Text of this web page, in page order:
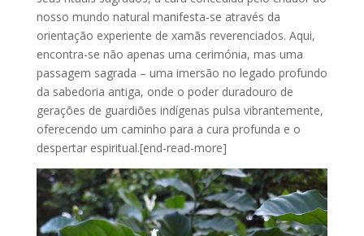
nosso mundo natural manifesta-se através da
orientação experiente de xamãs reverenciados. Aqui,
encontra-se não apenas uma cerimónia, mas uma
passagem sagrada – uma imersão no legado profundo
da sabedoria antiga, onde o poder duradouro de
gerações de guardiões indígenas pulsa vibrantemente,
oferecendo um caminho para a cura profunda e o
despertar espiritual.[end-read-more]